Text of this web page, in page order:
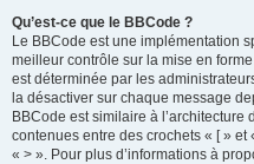
Qu’est-ce que le BBCode ?
Le BBCode est une implémentation
meilleur contrôle sur la mise en
est déterminée par les
la désactiver sur chaque message
BBCode est similaire à
contenues entre des crochets « [ »
« > ». Pour plus d’informations à